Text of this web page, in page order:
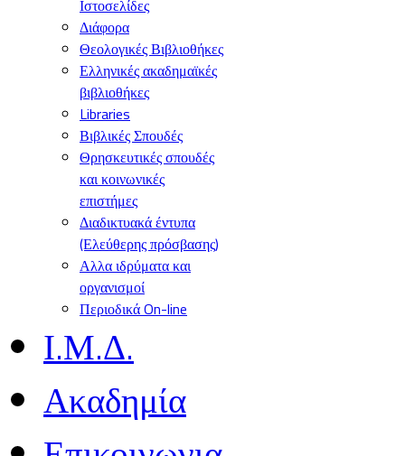
Ιστοσελίδες
Διάφορα
Θεολογικές Βιβλιοθήκες
Ελληνικές ακαδημαϊκές
βιβλιοθήκες
Libraries
Βιβλικές Σπουδές
Θρησκευτικές σπουδές
και κοινωνικές
επιστήμες
Διαδικτυακά έντυπα
(Ελεύθερης πρόσβασης)
Αλλα ιδρύματα και
οργανισμοί
Περιοδικά On-line
Ι.Μ.Δ.
Ακαδημία